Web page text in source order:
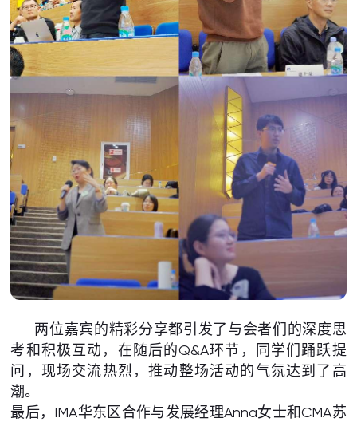
两位嘉宾的精彩分享都引发了与会者们的深度思
考和积极互动，在随后的Q&A环节，同学们踊跃提
问，现场交流热烈，推动整场活动的气氛达到了高
潮。
最后，IMA华东区合作与发展经理Anna女士和CMA苏